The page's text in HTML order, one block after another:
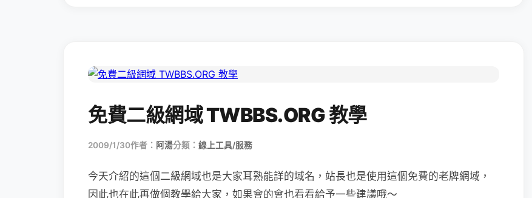
免費二級網域 TWBBS.ORG 教學
2009/1/30作者： 阿湯分類： 線上工具/服務
今天介紹的這個二級網域也是大家耳熟能詳的域名，站長也是使用這個免費的老牌網域，
因此也在此再做個教學給大家，如果會的會也看看給予一些建議哦～